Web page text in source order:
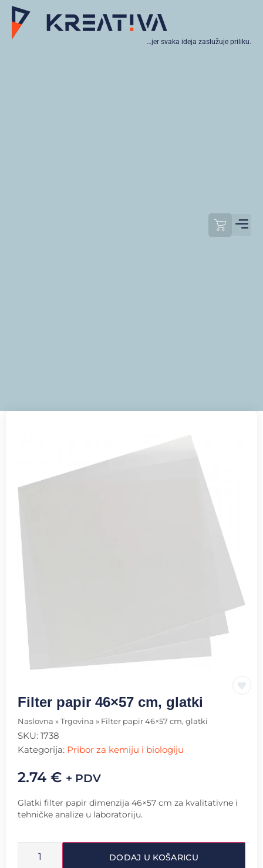
…jer svaka ideja zaslužuje priliku.
Filter papir 46×57 cm, glatki
Naslovna » Trgovina » Filter papir 46×57 cm, glatki
SKU: 1738
Kategorija: Pribor za kemiju i biologiju
2.74 € + PDV
Glatki filter papir dimenzija 46×57 cm za kvalitativne i
tehničke analize u laboratoriju.
DODAJ U KOŠARICU